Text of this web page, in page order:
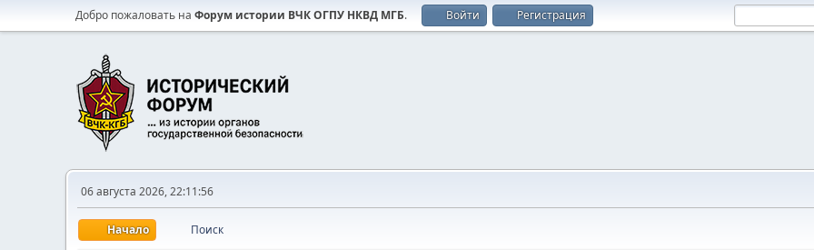
Добро пожаловать на Форум истории ВЧК ОГПУ НКВД МГБ. Войти Регистрация
06 августа 2026, 22:11:56
Начало Поиск